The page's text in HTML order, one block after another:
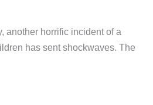
another horrific incident of a
has sent shockwaves. The